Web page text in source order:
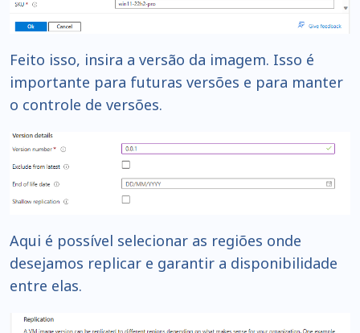
Feito isso, insira a versão da imagem. Isso é
importante para futuras versões e para manter
o controle de versões.
Aqui é possível selecionar as regiões onde
desejamos replicar e garantir a disponibilidade
entre elas.